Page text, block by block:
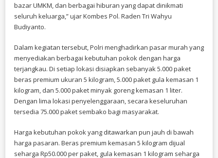
bazar UMKM, dan berbagai hiburan yang dapat dinikmati
seluruh keluarga,” ujar Kombes Pol. Raden Tri Wahyu
Budiyanto.
Dalam kegiatan tersebut, Polri menghadirkan pasar murah yang
menyediakan berbagai kebutuhan pokok dengan harga
terjangkau. Di setiap lokasi disiapkan sebanyak 5.000 paket
beras premium ukuran 5 kilogram, 5.000 paket gula kemasan 1
kilogram, dan 5.000 paket minyak goreng kemasan 1 liter.
Dengan lima lokasi penyelenggaraan, secara keseluruhan
tersedia 75.000 paket sembako bagi masyarakat.
Harga kebutuhan pokok yang ditawarkan pun jauh di bawah
harga pasaran. Beras premium kemasan 5 kilogram dijual
seharga Rp50.000 per paket, gula kemasan 1 kilogram seharga